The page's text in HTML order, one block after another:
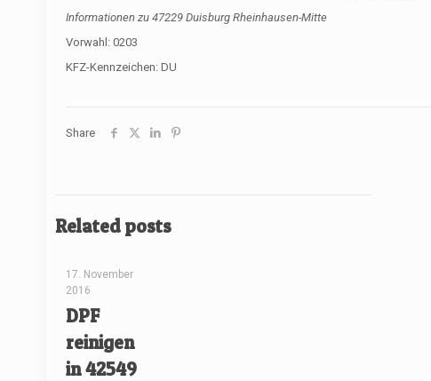
Informationen zu47229 Duisburg Rheinhausen-Mitte
Vorwahl: 0203
KFZ-Kennzeichen: DU
Share
Related posts
17. November
2016
DPF
reinigen
in 42549